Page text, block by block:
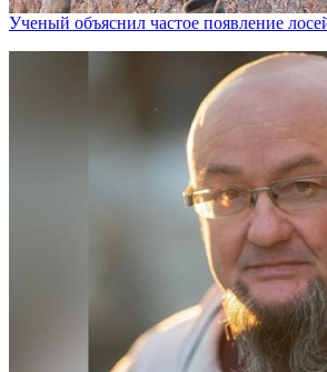
Ученый объяснил частое появление